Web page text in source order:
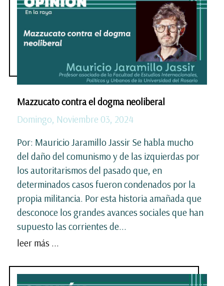
Mazzucato contra el dogma neoliberal
Domingo, Noviembre 03, 2024
Por: Mauricio Jaramillo Jassir Se habla mucho
del daño del comunismo y de las izquierdas por
los autoritarismos del pasado que, en
determinados casos fueron condenados por la
propia militancia. Por esta historia amañada que
desconoce los grandes avances sociales que han
supuesto las corrientes de...
leer más ...